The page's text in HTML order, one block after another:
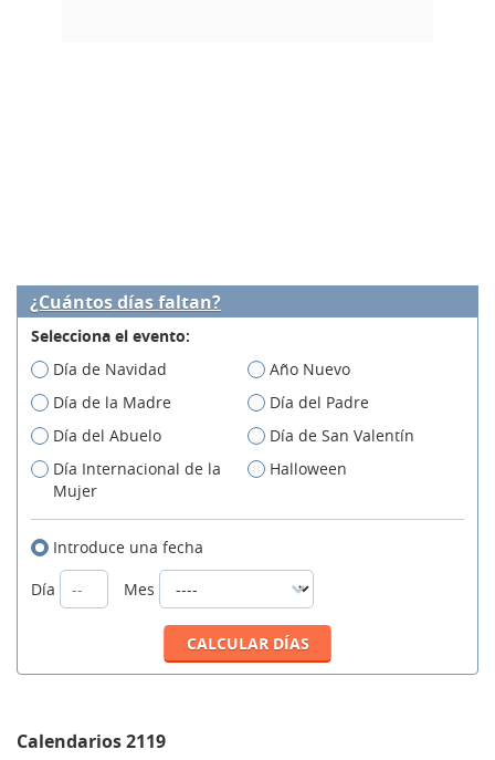
¿Cuántos días faltan?
Selecciona el evento:
Día de Navidad
Año Nuevo
Día de la Madre
Día del Padre
Día del Abuelo
Día de San Valentín
Día Internacional de la
Mujer
Halloween
Introduce una fecha
Día
Mes
Calendarios 2119